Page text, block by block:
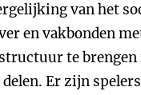
van het
en vakbonden
te brengen
Er zijn